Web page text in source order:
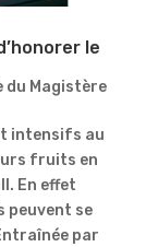
le
du Magistère
intensifs au
fruits en
En effet
peuvent se
par